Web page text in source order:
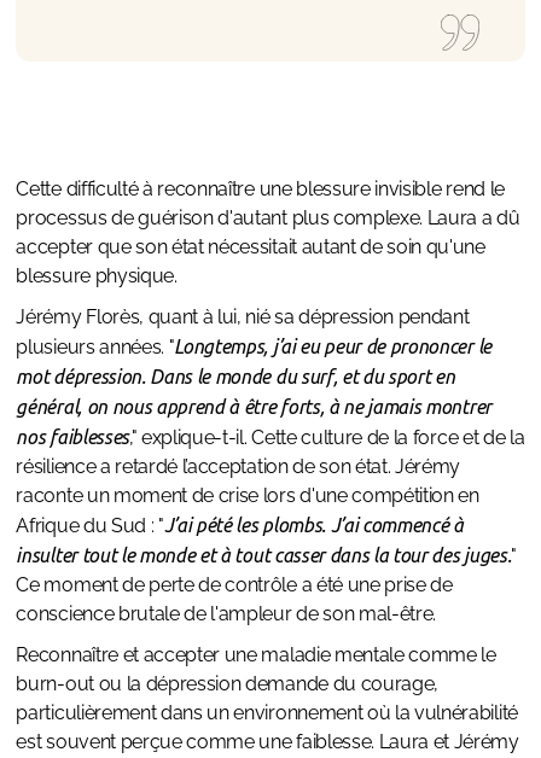
Cette difficulté à reconnaître une blessure invisible rend le
processus de guérison d'autant plus complexe. Laura a dû
accepter que son état nécessitait autant de soin qu'une
blessure physique.
Jérémy Florès, quant à lui, nié sa dépression pendant
plusieurs années. "Longtemps, j’ai eu peur de prononcer le
mot dépression. Dans le monde du surf, et du sport en
général, on nous apprend à être forts, à ne jamais montrer
nos faiblesses," explique-t-il. Cette culture de la force et de la
résilience a retardé l’acceptation de son état. Jérémy
raconte un moment de crise lors d'une compétition en
Afrique du Sud : "J’ai pété les plombs. J’ai commencé à
insulter tout le monde et à tout casser dans la tour des juges."
Ce moment de perte de contrôle a été une prise de
conscience brutale de l'ampleur de son mal-être.
Reconnaître et accepter une maladie mentale comme le
burn-out ou la dépression demande du courage,
particulièrement dans un environnement où la vulnérabilité
est souvent perçue comme une faiblesse. Laura et Jérémy